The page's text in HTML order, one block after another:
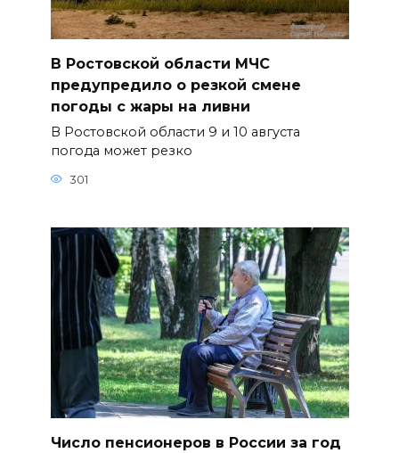
В Ростовской области МЧС
предупредило о резкой смене
погоды с жары на ливни
В Ростовской области 9 и 10 августа
погода может резко
301
Число пенсионеров в России за год